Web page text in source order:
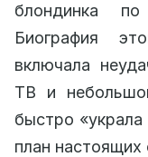
блондинка
Биография
включала
ТВ и
быстро
план